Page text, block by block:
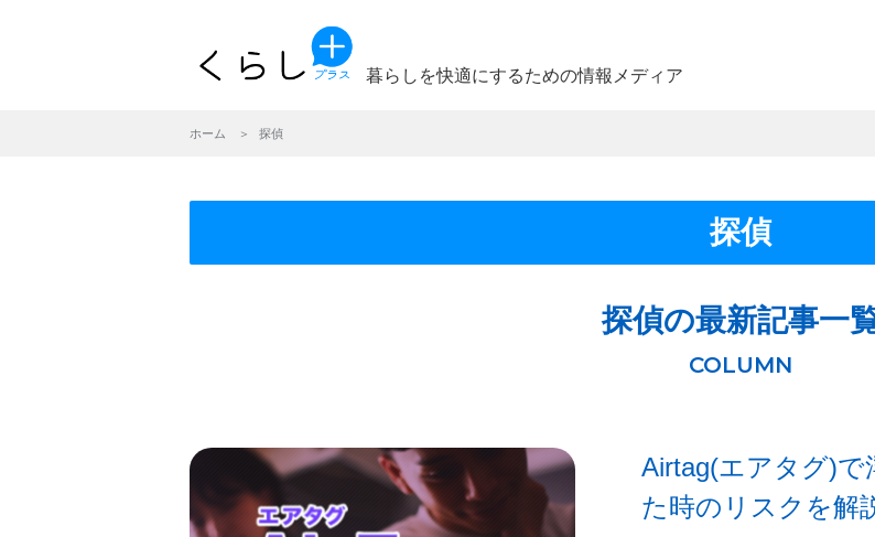
暮らしを快適にするための情報メディア
ホーム 探偵
探偵
探偵の最新記事一
Airtag(エアタグ)で
た時のリスクを解